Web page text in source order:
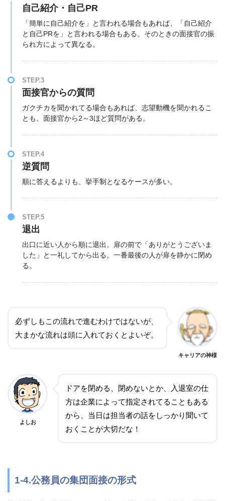
自己紹介・自己PR
「簡単に自己紹介を」と言われる場合もあれば、「自己紹介
と自己PRを」と言われる場合もある。そのときの面接官の振
られ方によって異なる。
STEP.3
面接官からの質問
ガクチカを聞かれてる場合もあれば、志望動機を聞かれるこ
とも。面接官から2～3ほど質問がある。
STEP.4
逆質問
順に答えるよりも、挙手制となるケースが多い。
STEP.5
退出
出口に近い人から順に退出。扉の前で「ありがとうございま
した」と一礼してから出る。一番最後の人が扉を静かに閉め
る。
必ずしもこの流れで進むわけではないが、
大まかな流れは頭に入れておくとよいぞ。
キャリアの神様
よしお
ドアを閉める、閉めないとか、入退室の仕
方は企業によって指定されてることもある
から、当日は担当者の話をしっかり聞いて
おくことが大切だな！
1-4.公務員の集団面接の形式